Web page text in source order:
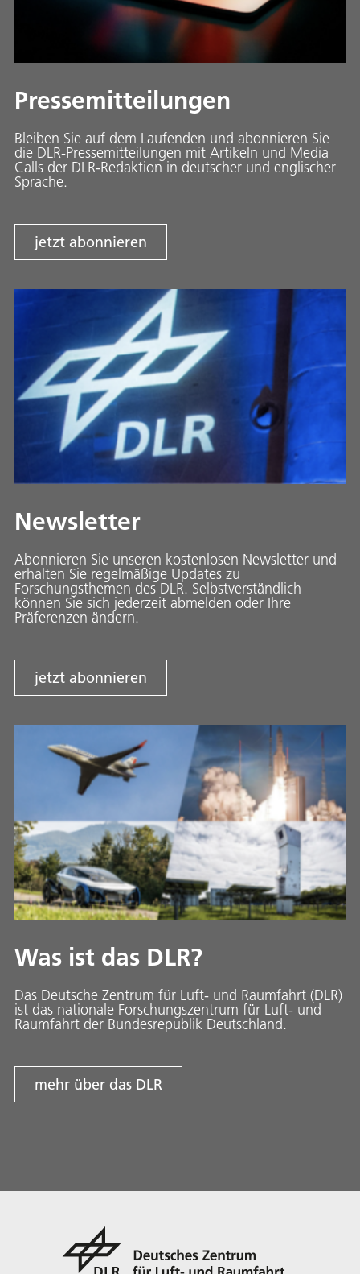
Pressemitteilungen
Bleiben Sie auf dem Laufenden und abonnieren Sie
die DLR-Pressemitteilungen mit Artikeln und Media
Calls der DLR-Redaktion in deutscher und englischer
Sprache.
jetzt abonnieren
Newsletter
Abonnieren Sie unseren kostenlosen Newsletter und
erhalten Sie regelmäßige Updates zu
Forschungsthemen des DLR. Selbstverständlich
können Sie sich jederzeit abmelden oder Ihre
Präferenzen ändern.
jetzt abonnieren
Was ist das DLR?
Das Deutsche Zentrum für Luft- und Raumfahrt (DLR)
ist das nationale Forschungszentrum für Luft- und
Raumfahrt der Bundesrepublik Deutschland.
mehr über das DLR